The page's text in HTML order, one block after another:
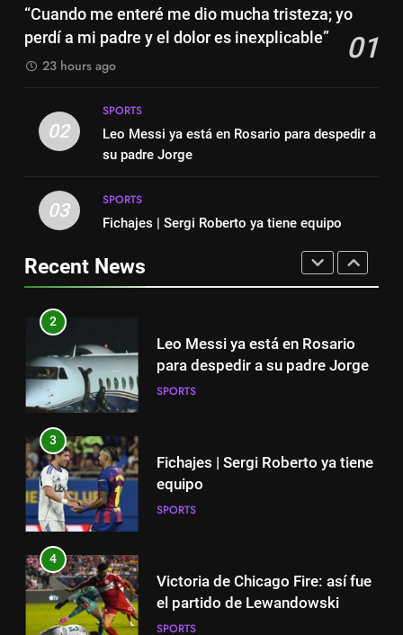
cortinas para a Copa do Mundo
SPORTS
mucha tristeza; yo perdí a mi
padre y el dolor es inexplicable”
SPORTS
2
Leo Messi ya está en Rosario
para despedir a su padre Jorge
SPORTS
3
Fichajes | Sergi Roberto ya tiene
equipo
4
Victoria de Chicago Fire: así fue
el partido de Lewandowski
5
Nueva exhibición de un Leo
Messi imparable
“Cuando me enteré me dio mucha tristeza; yo
perdí a mi padre y el dolor es inexplicable”
01
23 hours ago
02
SPORTS
Leo Messi ya está en Rosario para despedir a
su padre Jorge
03
SPORTS
Fichajes | Sergi Roberto ya tiene equipo
Recent News
la jornada
SPORTS
cortinas para a Copa do Mundo
SPORTS
1
“Cuando me enteré me dio
mucha tristeza; yo perdí a mi
padre y el dolor es inexplicable”
2
Leo Messi ya está en Rosario
para despedir a su padre Jorge
SPORTS
3
Fichajes | Sergi Roberto ya tiene
equipo
SPORTS
4
Victoria de Chicago Fire: así fue
el partido de Lewandowski
SPORTS